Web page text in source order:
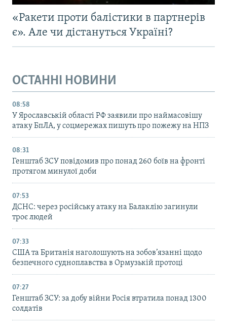
«Ракети проти балістики в партнерів
є». Але чи дістануться Україні?
ОСТАННІ НОВИНИ
08:58
У Ярославській області РФ заявили про наймасовішу
атаку БпЛА, у соцмережах пишуть про пожежу на НПЗ
08:31
Генштаб ЗСУ повідомив про понад 260 боїв на фронті
протягом минулої доби
07:53
ДСНС: через російську атаку на Балаклію загинули
троє людей
07:33
США та Британія наголошують на зобов’язанні щодо
безпечного судноплавства в Ормузькій протоці
07:27
Генштаб ЗСУ: за добу війни Росія втратила понад 1300
солдатів